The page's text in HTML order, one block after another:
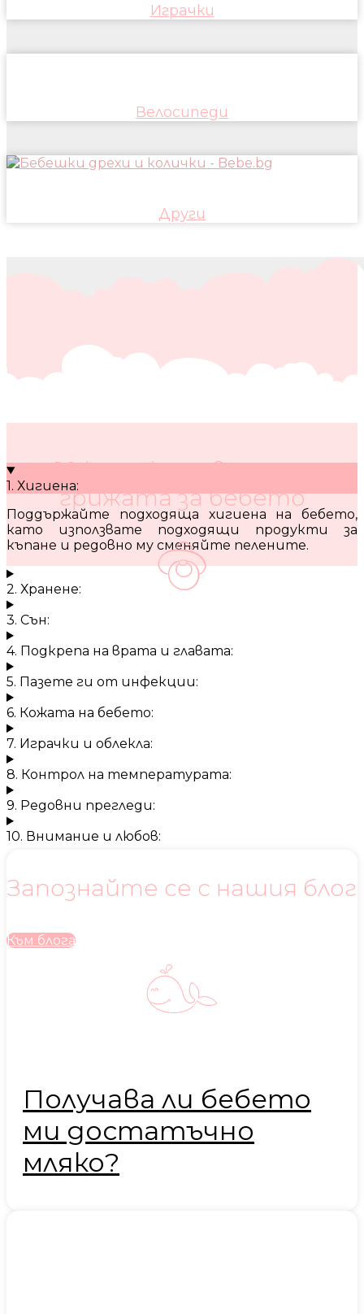
Играчки
Велосипеди
Други
10 кратки съвета за
грижата за бебето
1. Хигиена:
Поддържайте подходяща хигиена на бебето,
като използвате подходящи продукти за
къпане и редовно му сменяйте пелените.
2. Хранене:
3. Сън:
4. Подкрепа на врата и главата:
5. Пазете ги от инфекции:
6. Кожата на бебето:
7. Играчки и облекла:
8. Контрол на температурата:
9. Редовни прегледи:
10. Внимание и любов:
Запознайте се с нашия блог
Към блога
Получава ли бебето
ми достатъчно
мляко?